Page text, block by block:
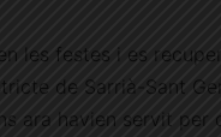
les festes i es
de Sarrià-Sant
ara havien servit